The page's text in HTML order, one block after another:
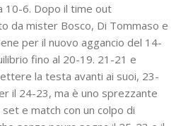
10-6. Dopo il time out
da mister Bosco, Di Tommaso e
per il nuovo aggancio del 14-
fino al 20-19. 21-21 e
la testa avanti ai suoi, 23-
il 24-23, ma è uno sprezzante
e match con un colpo di